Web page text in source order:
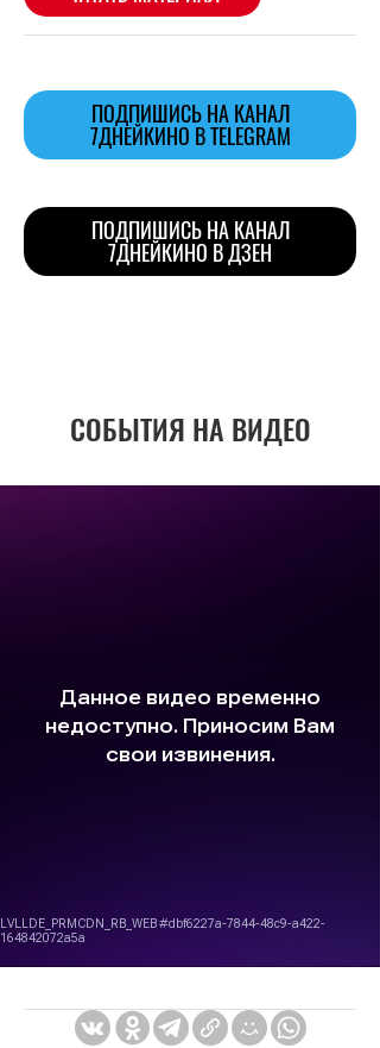
ПОДПИШИСЬ НА КАНАЛ
7ДНЕЙКИНО В TELEGRAM
ПОДПИШИСЬ НА КАНАЛ
7ДНЕЙКИНО В ДЗЕН
СОБЫТИЯ НА ВИДЕО